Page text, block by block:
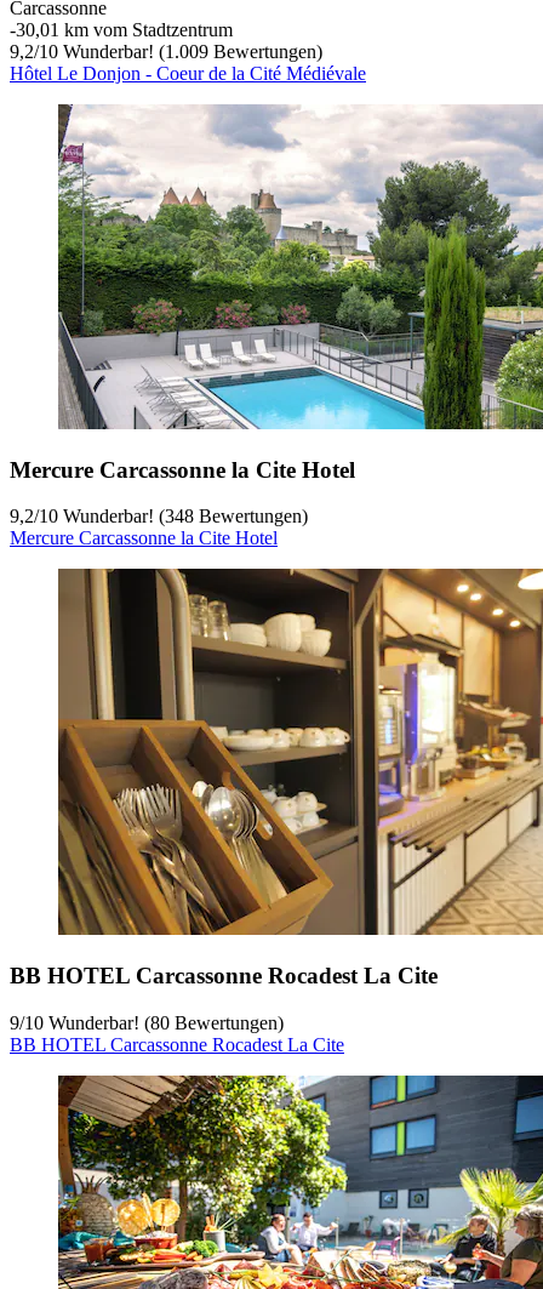
Carcassonne
‐30,01 km vom Stadtzentrum
9,2/10 Wunderbar! (1.009 Bewertungen)
Hôtel Le Donjon - Coeur de la Cité Médiévale
Mercure Carcassonne la Cite Hotel
9,2/10 Wunderbar! (348 Bewertungen)
Mercure Carcassonne la Cite Hotel
BB HOTEL Carcassonne Rocadest La Cite
9/10 Wunderbar! (80 Bewertungen)
BB HOTEL Carcassonne Rocadest La Cite